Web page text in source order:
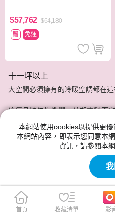
$57,762 $64,180
贈
免運
十一坪以上
大空間必須擁有的冷暖空調都在
冷氣品牌任你挑選，分期零利率!
本網站使用cookies以提供更
本網站內容，即表示您同意本
資訊，請參閱本
首頁 收藏清單 影